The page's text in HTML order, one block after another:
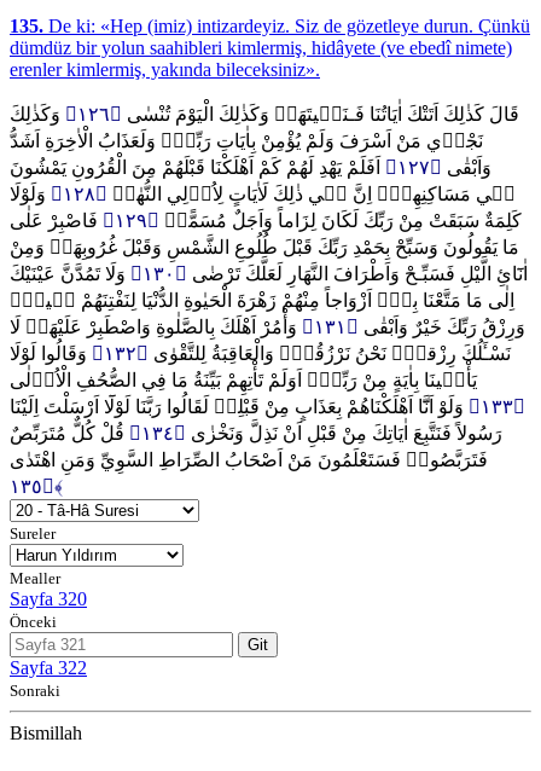
135. De ki: «Hep (imiz) intizardeyiz. Siz de gözetleye durun. Çünkü
dümdüz bir yolun saahibleri kimlermiş, hidâyete (ve ebedî nimete)
erenler kimlermiş, yakında bileceksiniz».
قَالَ كَذٰلِكَ اَتَتْكَ اٰيَاتُنَا فَـنَس۪يتَهَاۚ وَكَذٰلِكَ الْيَوْمَ تُنْسٰى ﴿١٢٦﴾
وَكَذٰلِكَ
نَجْز۪ي مَنْ اَسْرَفَ وَلَمْ يُؤْمِنْ بِاٰيَاتِ رَبِّه۪ۜ وَلَعَذَابُ الْاٰخِرَةِ اَشَدُّ
وَاَبْقٰى ﴿١٢٧﴾
اَفَلَمْ يَهْدِ لَهُمْ كَمْ اَهْلَكْنَا قَبْلَهُمْ مِنَ الْقُرُونِ يَمْشُونَ
ف۪ي مَسَاكِنِهِمْۜ اِنَّ ف۪ي ذٰلِكَ لَاٰيَاتٍ لِاُو۬لِي النُّهٰى۟ ﴿١٢٨﴾
وَلَوْلَا
كَلِمَةٌ سَبَقَتْ مِنْ رَبِّكَ لَكَانَ لِزَاماً وَاَجَلٌ مُسَمًّىۜ ﴿١٢٩﴾
فَاصْبِرْ عَلٰى
مَا يَقُولُونَ وَسَبِّحْ بِحَمْدِ رَبِّكَ قَبْلَ طُلُوعِ الشَّمْسِ وَقَبْلَ غُرُوبِهَاۚ وَمِنْ
اٰنَٓائِ الَّيْلِ فَسَبِّـحْ وَاَطْرَافَ النَّهَارِ لَعَلَّكَ تَرْضٰى ﴿١٣٠﴾
وَلَا تَمُدَّنَّ عَيْنَيْكَ
اِلٰى مَا مَتَّعْنَا بِه۪ٓ اَزْوَاجاً مِنْهُمْ زَهْرَةَ الْحَيٰوةِ الدُّنْيَا لِنَفْتِنَهُمْ ف۪يهِۜ
وَرِزْقُ رَبِّكَ خَيْرٌ وَاَبْقٰى ﴿١٣١﴾
وَأْمُرْ اَهْلَكَ بِالصَّلٰوةِ وَاصْطَبِرْ عَلَيْهَاۜ لَا
نَسْـَٔلُكَ رِزْقاًۜ نَحْنُ نَرْزُقُكَۜ وَالْعَاقِبَةُ لِلتَّقْوٰى ﴿١٣٢﴾
وَقَالُوا لَوْلَا
يَأْت۪ينَا بِاٰيَةٍ مِنْ رَبِّه۪ۜ اَوَلَمْ تَأْتِهِمْ بَيِّنَةُ مَا فِي الصُّحُفِ الْاُو۫لٰى
﴿١٣٣﴾
وَلَوْ اَنَّٓا اَهْلَكْنَاهُمْ بِعَذَابٍ مِنْ قَبْلِه۪ لَقَالُوا رَبَّنَا لَوْلَٓا اَرْسَلْتَ اِلَيْنَا
رَسُولاً فَنَتَّبِعَ اٰيَاتِكَ مِنْ قَبْلِ اَنْ نَذِلَّ وَنَخْزٰى ﴿١٣٤﴾
قُلْ كُلٌّ مُتَرَبِّصٌ
فَتَرَبَّصُواۚ فَسَتَعْلَمُونَ مَنْ اَصْحَابُ الصِّرَاطِ السَّوِيِّ وَمَنِ اهْتَدٰى
﴿١٣٥﴾
Sureler
Mealler
Sayfa 320
Önceki
Git
Sayfa 322
Sonraki
Bismillah